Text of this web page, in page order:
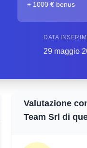
+ 1000 € bonus
DATA
29 maggio
Valutazione
Team Srl di